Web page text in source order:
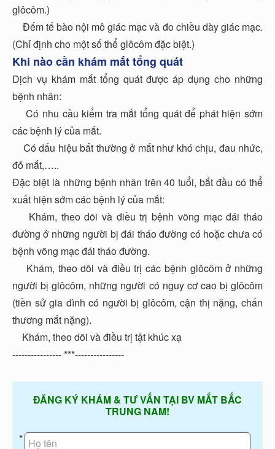
glôcôm.)
Đếm tế bào nội mô giác mạc và đo chiều dày giác mạc.
(Chỉ định cho một số thể glôcôm đặc biệt.)
Khi nào cần khám mắt tổng quát
Dịch vụ khám mắt tổng quát được áp dụng cho những
bệnh nhân:
Có nhu cầu kiểm tra mắt tổng quát để phát hiện sớm
các bệnh lý của mắt.
Có dấu hiệu bất thường ở mắt như khó chịu, đau nhức,
đỏ mắt,…..
Đặc biệt là những bệnh nhân trên 40 tuổi, bắt đầu có thể
xuất hiện sớm các bệnh lý của mắt:
Khám, theo dõi và điều trị bệnh võng mạc đái tháo
đường ở những người bị đái tháo đường có hoặc chưa có
bệnh võng mạc đái tháo đường.
Khám, theo dõi và điều trị các bệnh glôcôm ở những
người bị glôcôm, những người có nguy cơ cao bị glôcôm
(tiền sử gia đình có người bị glôcôm, cận thị nặng, chấn
thương mắt nặng).
Khám, theo dõi và điều trị tật khúc xạ
---------------- ***----------------
ĐĂNG KÝ KHÁM & TƯ VẤN TẠI BV MẮT BẮC
TRUNG NAM!